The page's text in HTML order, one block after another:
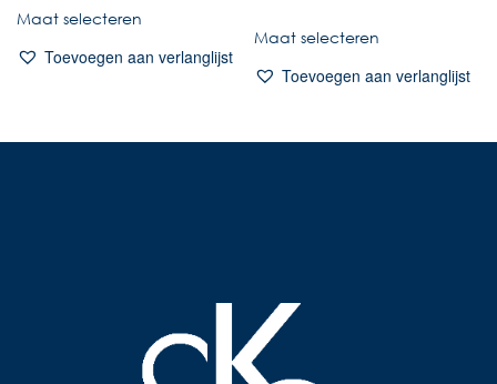
Maat selecteren
Toevoegen aan verlanglijst
Maat selecteren
Toevoegen aan verlanglijst